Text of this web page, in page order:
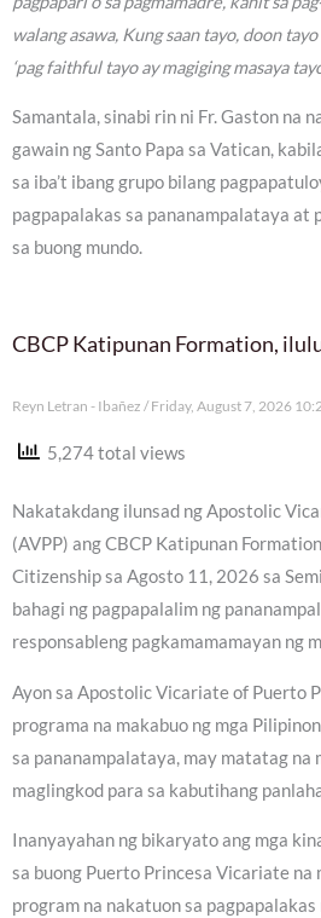
walang asawa, Kung saan tayo, doon
‘pag faithful tayo ay magiging masaya
Samantala, sinabi rin ni Fr. Gaston na
gawain ng Santo Papa sa Vatican,
sa iba’t ibang grupo bilang
pagpapalakas sa pananampalataya at
sa buong mundo.
CBCP Katipunan Formation,
Reyn Letran - Ibañez Friday, August 7, 2026
5,274 total views
Nakatakdang ilunsad ng Apostolic
(AVPP) ang CBCP Katipunan
Citizenship sa Agosto 11, 2026 sa
bahagi ng pagpapalalim ng
responsableng pagkamamamayan ng
Ayon sa Apostolic Vicariate of Puerto
programa na makabuo ng mga
sa pananampalataya, may matatag na
maglingkod para sa kabutihang
Inanyayahan ng bikaryato ang mga
sa buong Puerto Princesa Vicariate
program na nakatuon sa